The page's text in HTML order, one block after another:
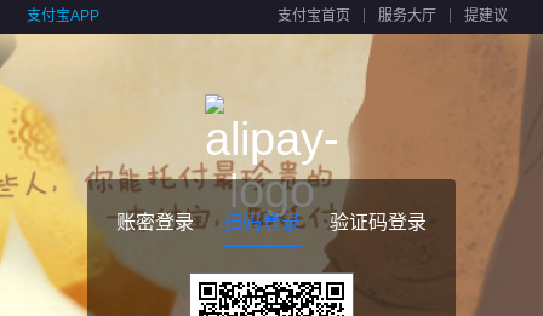
支付宝APP 支付宝首页 服务大厅 提建议
账密登录 扫码登录 验证码登录